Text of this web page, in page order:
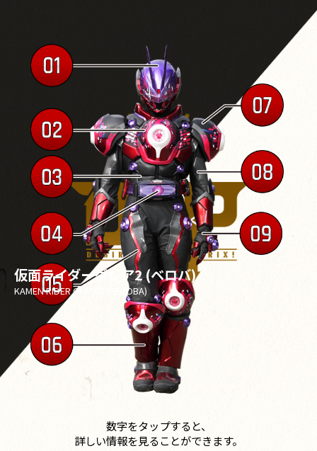
仮面ライダーグレア2 (ベロバ)
KAMEN RIDER GLARE2 (BEROBA)
数字をタップすると、
詳しい情報を見ることができます。